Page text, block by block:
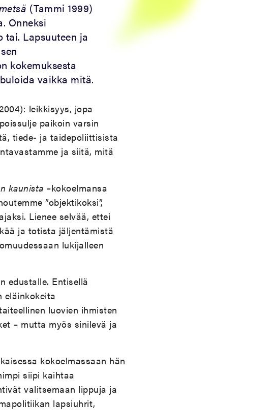
(Tammi 1999)
Onneksi
Lapsuuteen ja
kokemuksesta
vaikka mitä.
leikkisyys, jopa
paikoin varsin
tiede- ja taidepoliittisista
ja siitä, mitä
kaunista –kokoelmansa
”objektikoksi”,
Lienee selvää, ettei
ja totista jäljentämistä
lukijalleen
edustalle. Entisellä
eläinkokeita
luovien ihmisten
– mutta myös sinilevä ja
kokoelmassaan hän
siipi kaihtaa
valitsemaan lippuja ja
lapsiuhrit,